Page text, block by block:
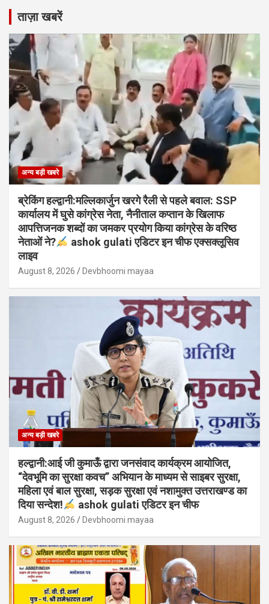
ताज़ा खबरें
अन्य बड़ी खबरे
ब्रेकिंग हल्द्वानी:मल्लिकार्जुन खरगे रैली से पहले बवाल: SSP
कार्यालय में घुसे कांग्रेस नेता, नैनीताल कप्तान के खिलाफ
आपत्तिजनक शब्दों का जमकर प्रयोग किया कांग्रेस के वरिष्ठ
नेताओं ने?
ashok gulati एडिटर इन चीफ एक्सक्लूसिव
लाइव
August 8, 2026 Devbhoomi mayaa
अन्य बड़ी खबरे
हल्द्वानी:आई जी कुमाऊँ द्वारा जनसंवाद कार्यक्रम आयोजित,
“देवभूमि का सुरक्षा कवच” अभियान के माध्यम से साइबर सुरक्षा,
महिला एवं बाल सुरक्षा, सड़क सुरक्षा एवं नशामुक्त उत्तराखण्ड का
दिया सन्देश!
ashok gulati एडिटर इन चीफ
August 8, 2026 Devbhoomi mayaa